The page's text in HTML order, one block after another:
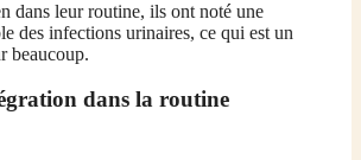
dans leur routine, ils ont noté une
des infections urinaires, ce qui est un
beaucoup.
dans la routine